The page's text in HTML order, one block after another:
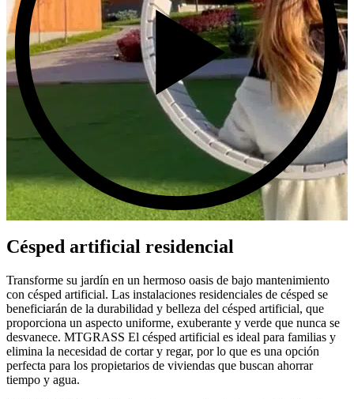
Césped artificial residencial
Transforme su jardín en un hermoso oasis de bajo mantenimiento
con césped artificial. Las instalaciones residenciales de césped se
beneficiarán de la durabilidad y belleza del césped artificial, que
proporciona un aspecto uniforme, exuberante y verde que nunca se
desvanece. MTGRASS El césped artificial es ideal para familias y
elimina la necesidad de cortar y regar, por lo que es una opción
perfecta para los propietarios de viviendas que buscan ahorrar
tiempo y agua.